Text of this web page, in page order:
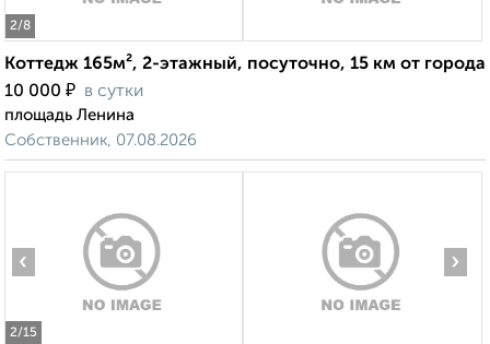
2/8
Коттедж 165м², 2-этажный, посуточно, 15 км от города
10 000 ₽ в сутки
площадь Ленина
Собственник, 07.08.2026
2/15
‹ ›